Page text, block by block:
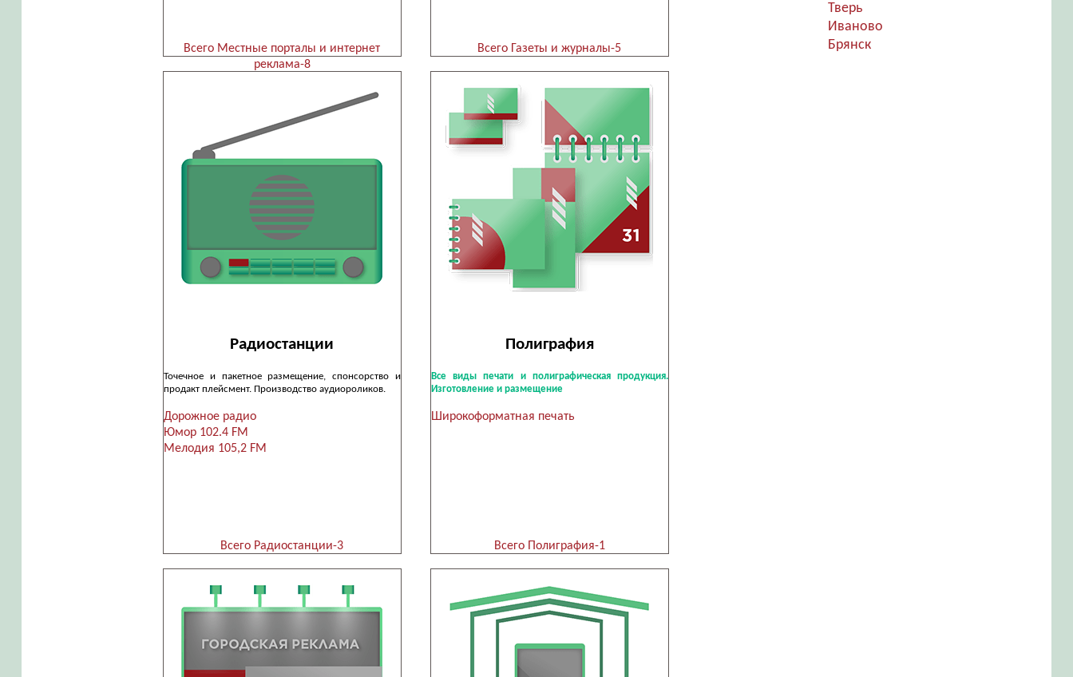
Всего Местные порталы и интернет
реклама-8
Всего Газеты и журналы-5
Радиостанции
Точечное и пакетное размещение, спонсорство и
продакт плейсмент. Производство аудиороликов.
Дорожное радио
Юмор 102.4 FM
Мелодия 105,2 FM
Всего Радиостанции-3
Полиграфия
Все виды печати и полиграфическая продукция.
Изготовление и размещение
Широкоформатная печать
Всего Полиграфия-1
Тверь
Иваново
Брянск